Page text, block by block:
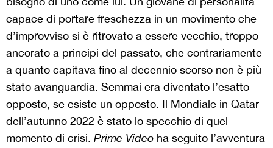
capace di portare freschezza in un movimento che
d’improvviso si è ritrovato a essere vecchio, troppo
ancorato a principi del passato, che contrariamente
a quanto capitava fino al decennio scorso non è più
stato avanguardia. Semmai era diventato l’esatto
opposto, se esiste un opposto. Il Mondiale in Qatar
dell’autunno 2022 è stato lo specchio di quel
momento di crisi. Prime Video ha seguito l’avventura